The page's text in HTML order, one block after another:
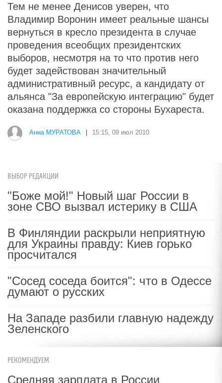
Тем не менее Денисов уверен, что
Владимир Воронин имеет реальные шансы
вернуться в кресло президента в случае
проведения всеобщих президентских
выборов, несмотря на то что против него
будет задействован значительный
административный ресурс, а кандидату от
альянса "За европейскую интеграцию" будет
оказана поддержка со стороны Бухареста.
Анна МУРАТОВА 15:15, 09 июл 2010
ВЫБОР РЕДАКЦИИ
"Боже мой!" Новый шаг России в
зоне СВО вызвал истерику в США
В Финляндии раскрыли неприятную
для Украины правду: Киев горько
просчитался
"Сосед соседа боится": что в Одессе
думают о русских
На Западе разбили главную надежду
Зеленского
РЕКОМЕНДУЕМ
Средняя зарплата в России